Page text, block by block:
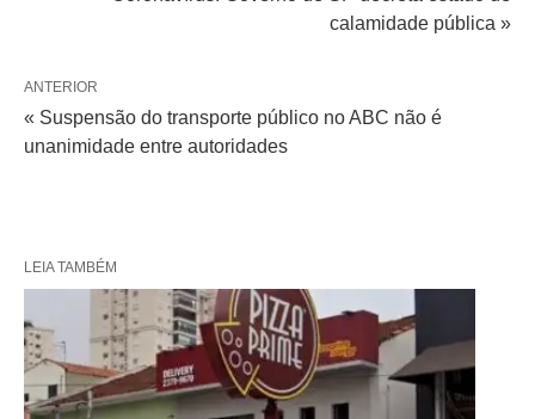
calamidade pública »
ANTERIOR
« Suspensão do transporte público no ABC não é
unanimidade entre autoridades
LEIA TAMBÉM